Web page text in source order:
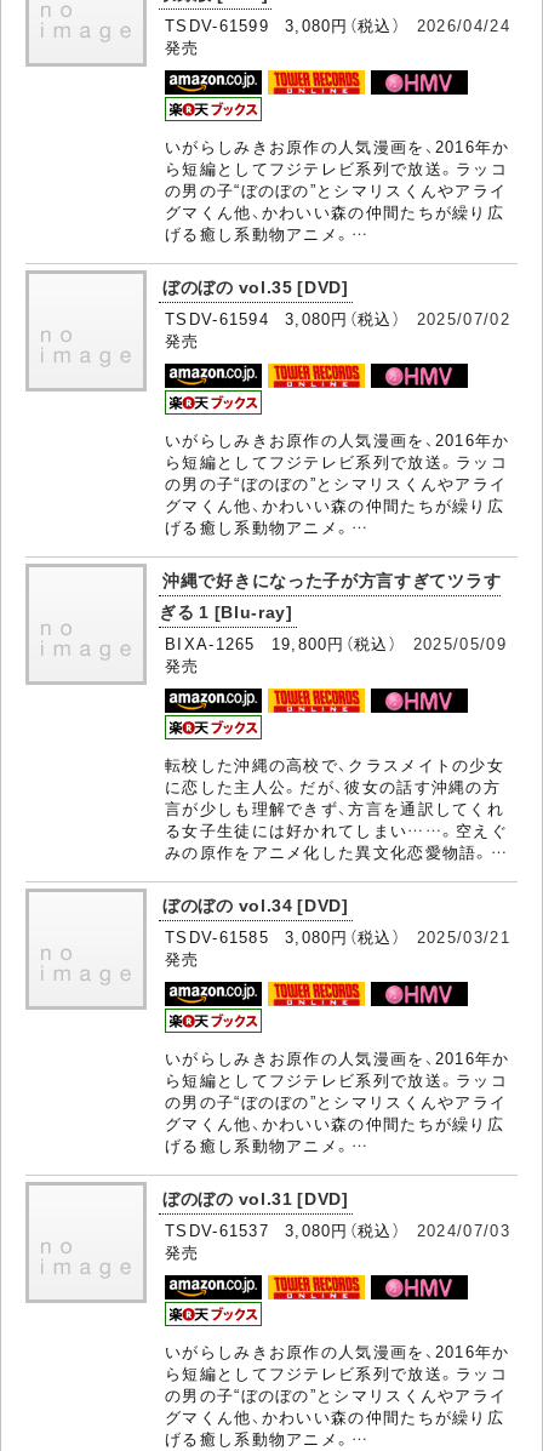
TSDV-61599 3,080円（税込） 2026/04/24
発売
いがらしみきお原作の人気漫画を、2016年か
ら短編としてフジテレビ系列で放送。ラッコ
の男の子“ぼのぼの”とシマリスくんやアライ
グマくん他、かわいい森の仲間たちが繰り広
げる癒し系動物アニメ。…
ぼのぼの vol.35 [DVD]
TSDV-61594 3,080円（税込） 2025/07/02
発売
いがらしみきお原作の人気漫画を、2016年か
ら短編としてフジテレビ系列で放送。ラッコ
の男の子“ぼのぼの”とシマリスくんやアライ
グマくん他、かわいい森の仲間たちが繰り広
げる癒し系動物アニメ。…
沖縄で好きになった子が方言すぎてツラす
ぎる 1 [Blu-ray]
BIXA-1265 19,800円（税込） 2025/05/09
発売
転校した沖縄の高校で、クラスメイトの少女
に恋した主人公。だが、彼女の話す沖縄の方
言が少しも理解できず、方言を通訳してくれ
る女子生徒には好かれてしまい……。空えぐ
みの原作をアニメ化した異文化恋愛物語。…
ぼのぼの vol.34 [DVD]
TSDV-61585 3,080円（税込） 2025/03/21
発売
いがらしみきお原作の人気漫画を、2016年か
ら短編としてフジテレビ系列で放送。ラッコ
の男の子“ぼのぼの”とシマリスくんやアライ
グマくん他、かわいい森の仲間たちが繰り広
げる癒し系動物アニメ。…
ぼのぼの vol.31 [DVD]
TSDV-61537 3,080円（税込） 2024/07/03
発売
いがらしみきお原作の人気漫画を、2016年か
ら短編としてフジテレビ系列で放送。ラッコ
の男の子“ぼのぼの”とシマリスくんやアライ
グマくん他、かわいい森の仲間たちが繰り広
げる癒し系動物アニメ。…